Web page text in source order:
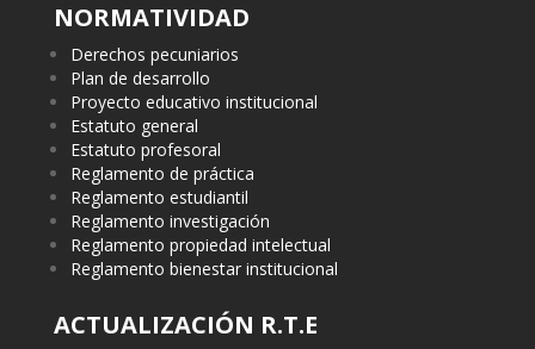
NORMATIVIDAD
Derechos pecuniarios
Plan de desarrollo
Proyecto educativo institucional
Estatuto general
Estatuto profesoral
Reglamento de práctica
Reglamento estudiantil
Reglamento investigación
Reglamento propiedad intelectual
Reglamento bienestar institucional
ACTUALIZACIÓN R.T.E